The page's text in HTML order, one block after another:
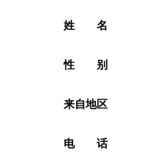
姓 名
性 别
来自地区
电 话